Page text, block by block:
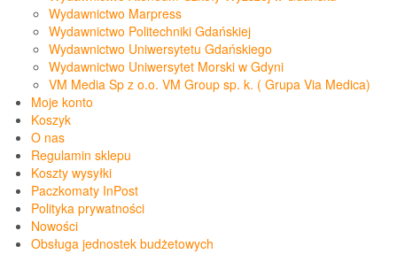
Wydawnictwo Marpress
Wydawnictwo Politechniki Gdańskiej
Wydawnictwo Uniwersytetu Gdańskiego
Wydawnictwo Uniwersytet Morski w Gdyni
VM Media Sp z o.o. VM Group sp. k. ( Grupa Via Medica)
Moje konto
Koszyk
O nas
Regulamin sklepu
Koszty wysyłki
Paczkomaty InPost
Polityka prywatności
Nowości
Obsługa jednostek budżetowych